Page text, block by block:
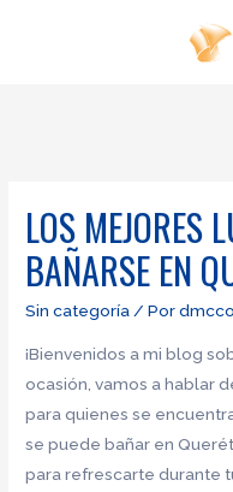
LOS MEJORES
BAÑARSE EN
Sin categoría / Por
¡Bienvenidos a mi blog
ocasión, vamos a hablar
para quienes se
se puede bañar en
para refrescarte durante